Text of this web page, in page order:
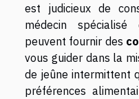
est judicieux de
médecin
peuvent fournir des
vous guider dans la
de jeûne intermittent
préférences